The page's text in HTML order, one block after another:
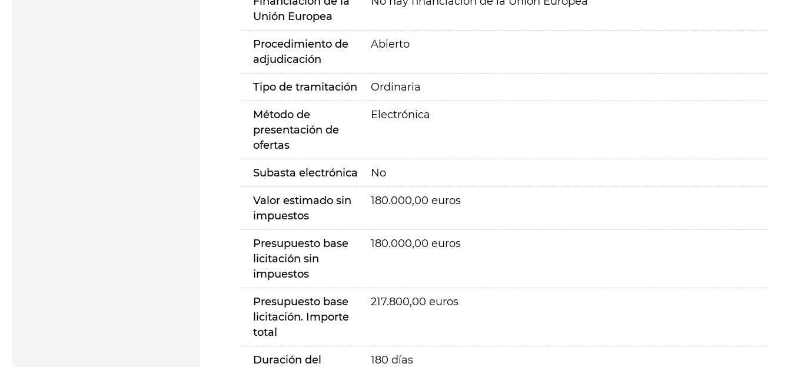
Unión Europea
Procedimiento de
adjudicación
Abierto
Tipo de tramitación Ordinaria
Método de
presentación de
ofertas
Electrónica
Subasta electrónica No
Valor estimado sin
impuestos
180.000,00 euros
Presupuesto base
licitación sin
impuestos
180.000,00 euros
Presupuesto base
licitación. Importe
total
217.800,00 euros
Duración del 180 días